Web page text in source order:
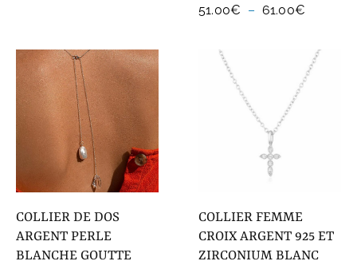
51.00€ – 61.00€
51.00€
à
61.00€
COLLIER DE DOS
ARGENT PERLE
BLANCHE GOUTTE
COLLIER FEMME
CROIX ARGENT 925 ET
ZIRCONIUM BLANC